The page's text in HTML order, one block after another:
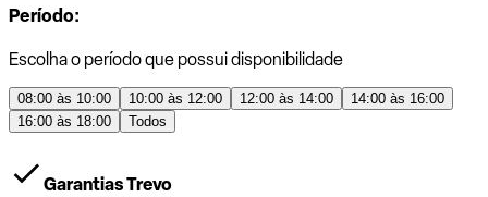
Período:
Escolha o período que possui disponibilidade
08:00 às 10:00 10:00 às 12:00 12:00 às 14:00
14:00 às 16:00
16:00 às 18:00
Todos
Garantias Trevo